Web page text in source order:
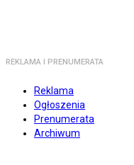
REKLAMA I PRENUMERATA
Reklama
Ogłoszenia
Prenumerata
Archiwum